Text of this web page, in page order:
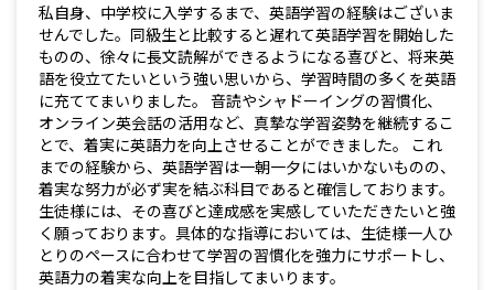
私自身、中学校に入学するまで、英語学習の経験はございま
せんでした。同級生と比較すると遅れて英語学習を開始した
ものの、徐々に長文読解ができるようになる喜びと、将来英
語を役立てたいという強い思いから、学習時間の多くを英語
に充ててまいりました。 音読やシャドーイングの習慣化、
オンライン英会話の活用など、真摯な学習姿勢を継続するこ
とで、着実に英語力を向上させることができました。 これ
までの経験から、英語学習は一朝一夕にはいかないものの、
着実な努力が必ず実を結ぶ科目であると確信しております。
生徒様には、その喜びと達成感を実感していただきたいと強
く願っております。具体的な指導においては、生徒様一人ひ
とりのペースに合わせて学習の習慣化を強力にサポートし、
英語力の着実な向上を目指してまいります。